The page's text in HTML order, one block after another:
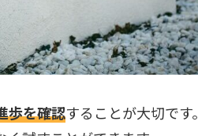
歩を確認することが大切です。